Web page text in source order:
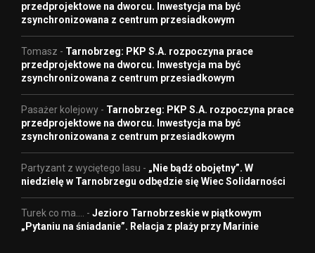
przedprojektowe na dworcu. Inwestycja ma być
zsynchronizowana z centrum przesiadkowym
Tomasz - Tarnobrzeg: PKP S.A. rozpoczyna prace
przedprojektowe na dworcu. Inwestycja ma być
zsynchronizowana z centrum przesiadkowym
Pasażer kolejowy - Tarnobrzeg: PKP S.A. rozpoczyna prace
przedprojektowe na dworcu. Inwestycja ma być
zsynchronizowana z centrum przesiadkowym
Partyzant z wyciętego lasu - „Nie bądź obojętny”. W
niedzielę w Tarnobrzegu odbędzie się Wiec Solidarności
Turek co ma.... - Jezioro Tarnobrzeskie w piątkowym
„Pytaniu na śniadanie”. Relacja z plaży przy Marinie